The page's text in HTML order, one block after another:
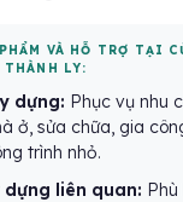
VÀ HỖ TRỢ TẠI
LY:
dựng: Phục vụ nhu
ở, sửa chữa, gia
trình nhỏ.
liên quan: